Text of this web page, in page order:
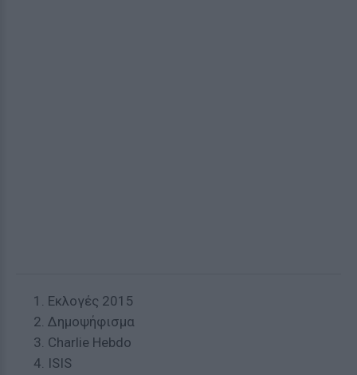
Εκλογές 2015
Δημοψήφισμα
Charlie Ηebdo
ISIS